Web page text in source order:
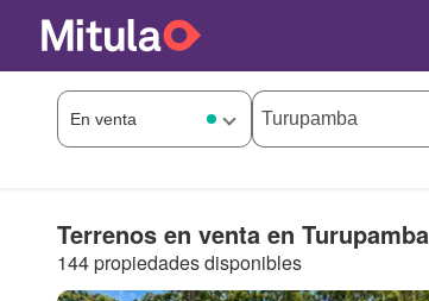
Terrenos en venta en Turupamba
144 propiedades disponibles